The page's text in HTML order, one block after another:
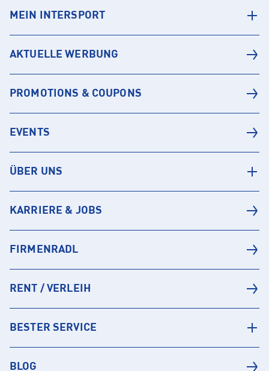
MEIN INTERSPORT
AKTUELLE WERBUNG
PROMOTIONS & COUPONS
EVENTS
ÜBER UNS
KARRIERE & JOBS
FIRMENRADL
RENT / VERLEIH
BESTER SERVICE
BLOG